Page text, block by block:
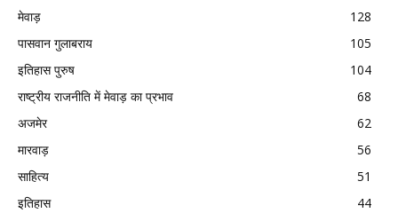
मेवाड़
128
पासवान गुलाबराय
105
इतिहास पुरुष
104
राष्ट्रीय राजनीति में मेवाड़ का प्रभाव
68
अजमेर
62
मारवाड़
56
साहित्य
51
इतिहास
44